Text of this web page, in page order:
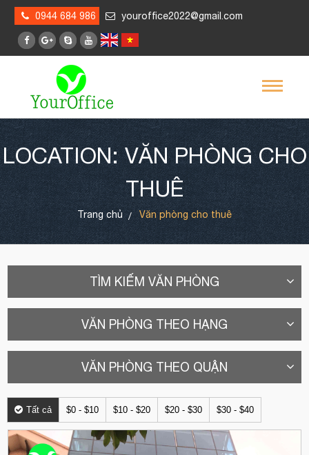
0944 684 986 youroffice2022@gmail.com
LOCATION: VĂN PHÒNG CHO
THUÊ
Trang chủ Văn phòng cho thuê
TÌM KIẾM VĂN PHÒNG
VĂN PHÒNG THEO HẠNG
VĂN PHÒNG THEO QUẬN
Tất cả $0 - $10 $10 - $20 $20 - $30 $30 - $40